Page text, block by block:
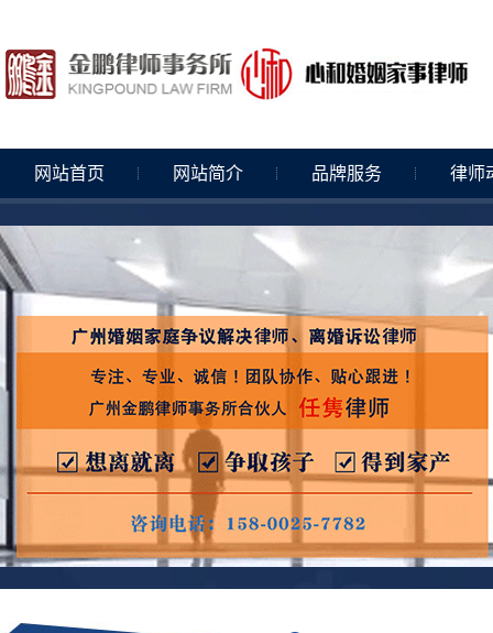
网站首页 网站简介 品牌服务 律师